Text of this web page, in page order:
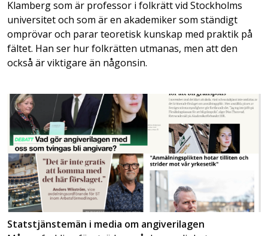
Klamberg som är professor i folkrätt vid Stockholms
universitet och som är en akademiker som ständigt
omprövar och parar teoretisk kunskap med praktik på
fältet. Han ser hur folkrätten utmanas, men att den
också är viktigare än någonsin.
Statstjänstemän i media om angiverilagen